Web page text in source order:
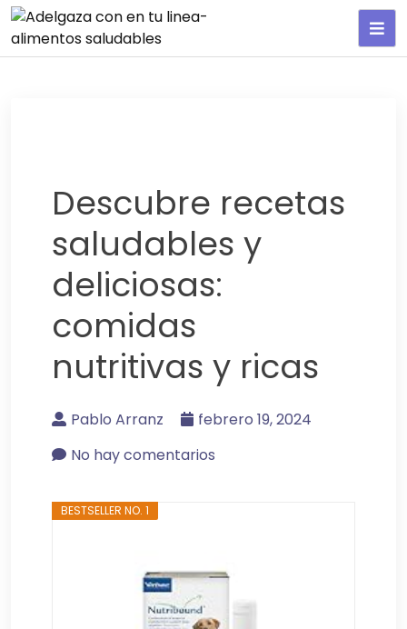
Descubre recetas
saludables y
deliciosas:
comidas
nutritivas y ricas
Pablo Arranz
febrero 19, 2024
No hay comentarios
BESTSELLER NO. 1